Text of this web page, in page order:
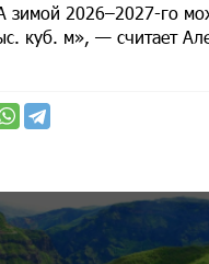
зимой 2026–2027-го
куб. м», — считает
of